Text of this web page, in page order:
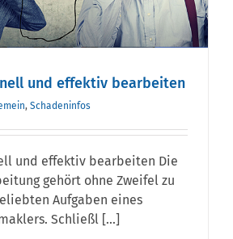
und effektiv bearbeiten
, Schadeninfos
und effektiv bearbeiten Die
gehört ohne Zweifel zu
Aufgaben eines
Schließl [...]